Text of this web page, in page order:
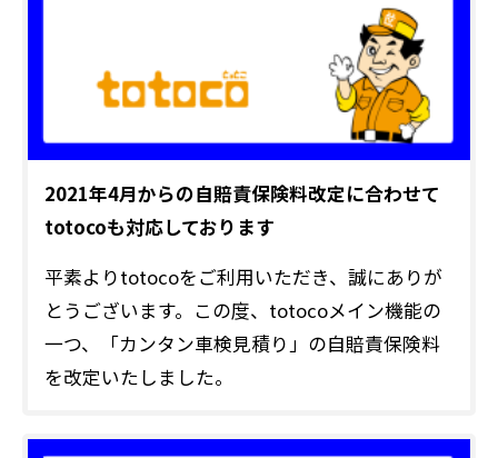
2021年4月からの自賠責保険料改定に合わせて
totocoも対応しております
平素よりtotocoをご利用いただき、誠にありが
とうございます。この度、totocoメイン機能の
一つ、「カンタン車検見積り」の自賠責保険料
を改定いたしました。